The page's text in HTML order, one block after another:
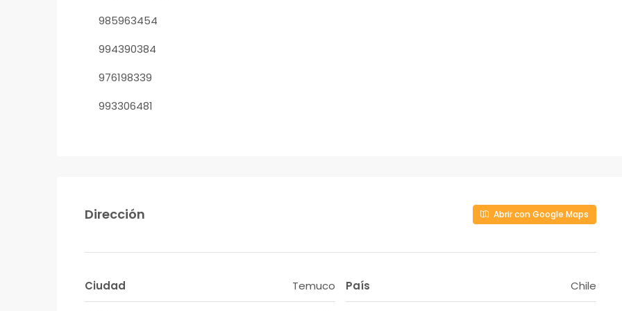
985963454
994390384
976198339
993306481
Dirección Abrir con Google Maps
Ciudad Temuco País Chile